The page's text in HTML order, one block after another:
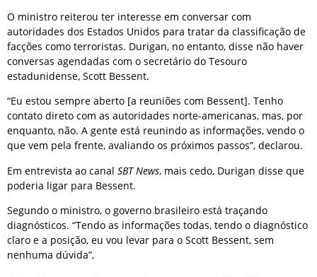
O ministro reiterou ter interesse em conversar com
autoridades dos Estados Unidos para tratar da classificação de
facções como terroristas. Durigan, no entanto, disse não haver
conversas agendadas com o secretário do Tesouro
estadunidense, Scott Bessent.
“Eu estou sempre aberto [a reuniões com Bessent]. Tenho
contato direto com as autoridades norte-americanas, mas, por
enquanto, não. A gente está reunindo as informações, vendo o
que vem pela frente, avaliando os próximos passos”, declarou.
Em entrevista ao canal SBT News, mais cedo, Durigan disse que
poderia ligar para Bessent.
Segundo o ministro, o governo brasileiro está traçando
diagnósticos. “Tendo as informações todas, tendo o diagnóstico
claro e a posição, eu vou levar para o Scott Bessent, sem
nenhuma dúvida”,